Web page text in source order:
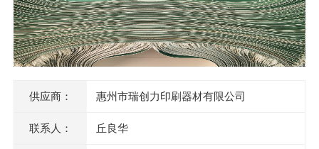
供应商： 惠州市瑞创力印刷器材有限公司
联系人： 丘良华